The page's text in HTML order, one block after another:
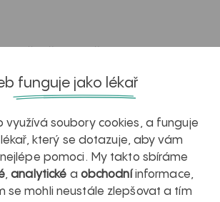
činí ženám při porodu více bolesti,...
dysfunkce postiženo až 52 % mužů...
přejídání se řadí mezi psychická...
nebo mohou člověka postihnout
funguje jako lékař
využívá soubory cookies, a funguje
který se dotazuje, aby vám
pomoci. My takto sbíráme
,analytické a obchodníinformace,
se mohli neustále zlepšovat a tím